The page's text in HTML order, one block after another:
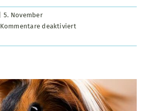
5. November
Kommentare deaktiviertfür
im